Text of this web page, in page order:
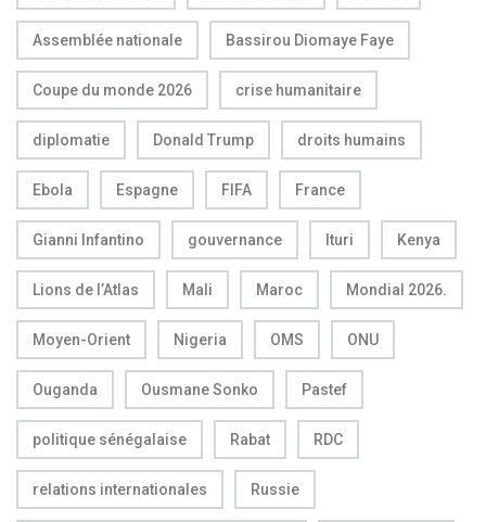
Assemblée nationale Bassirou Diomaye Faye
Coupe du monde 2026 crise humanitaire
diplomatie Donald Trump droits humains
Ebola Espagne FIFA France
Gianni Infantino gouvernance Ituri Kenya
Lions de l’Atlas Mali Maroc Mondial 2026.
Moyen-Orient Nigeria OMS ONU
Ouganda Ousmane Sonko Pastef
politique sénégalaise Rabat RDC
relations internationales Russie